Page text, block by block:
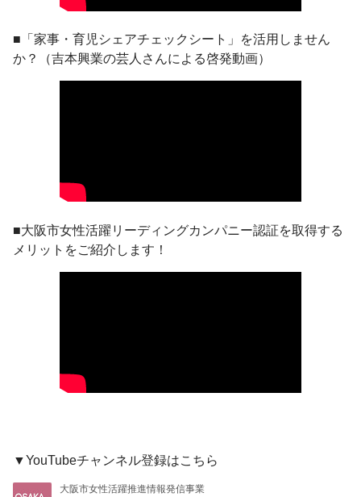
■「家事・育児シェアチェックシート」を活用しません
か？（吉本興業の芸人さんによる啓発動画）
■大阪市女性活躍リーディングカンパニー認証を取得する
メリットをご紹介します！
▼YouTubeチャンネル登録はこちら